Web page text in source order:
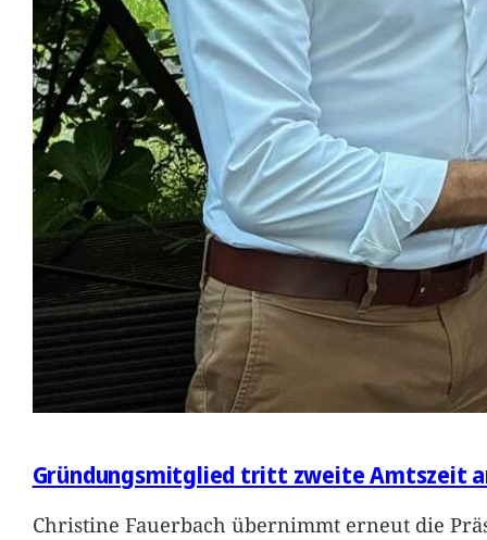
Gründungsmitglied tritt zweite Amtszeit
Christine Fauerbach übernimmt erneut die